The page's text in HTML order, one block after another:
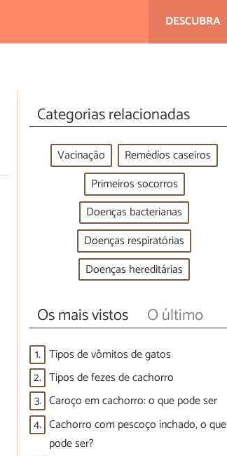
DESCUBRA
Categorias relacionadas
Vacinação
Remédios caseiros
Primeiros socorros
Doenças bacterianas
Doenças respiratórias
Doenças hereditárias
Os mais vistos O último
1. Tipos de vômitos de gatos
2. Tipos de fezes de cachorro
3. Caroço em cachorro: o que pode ser
4. Cachorro com pescoço inchado, o que
pode ser?